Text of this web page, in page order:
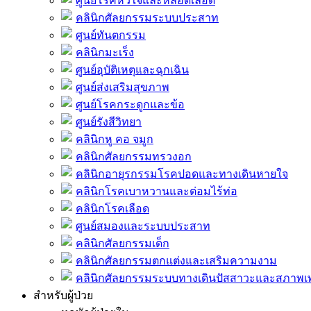
คลินิกศัลยกรรมระบบประสาท
ศูนย์ทันตกรรม
คลินิกมะเร็ง
ศูนย์อุบัติเหตุและฉุกเฉิน
ศูนย์ส่งเสริมสุขภาพ
ศูนย์โรคกระดูกและข้อ
ศูนย์รังสีวิทยา
คลินิกหู คอ จมูก
คลินิกศัลยกรรมทรวงอก
คลินิกอายุรกรรมโรคปอดและทางเดินหายใจ
คลินิกโรคเบาหวานและต่อมไร้ท่อ
คลินิกโรคเลือด
ศูนย์สมองและระบบประสาท
คลินิกศัลยกรรมเด็ก
คลินิกศัลยกรรมตกแต่งและเสริมความงาม
คลินิกศัลยกรรมระบบทางเดินปัสสาวะและสภาพเ
สำหรับผู้ป่วย